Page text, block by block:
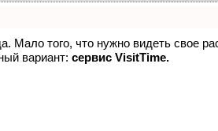
Мало того, что нужно видеть свое
вариант: сервис VisitTime.